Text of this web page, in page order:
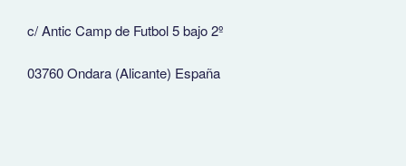
c/ Antic Camp de Futbol 5 bajo 2º
03760 Ondara (Alicante) España